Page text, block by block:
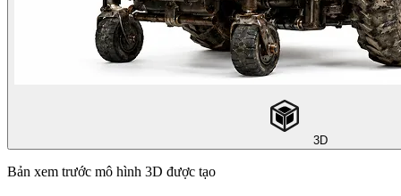
3D
Bản xem trước mô hình 3D được tạo